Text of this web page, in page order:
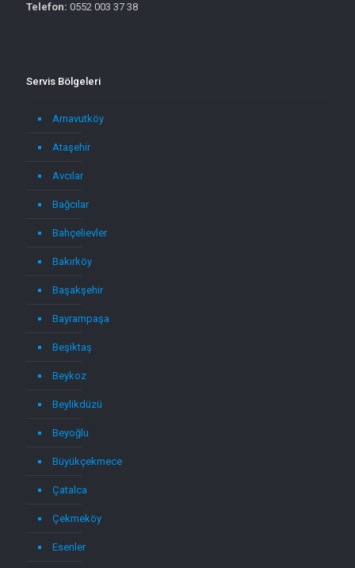
Telefon: 0552 003 37 38
Servis Bölgeleri
Arnavutköy
Ataşehir
Avcılar
Bağcılar
Bahçelievler
Bakırköy
Başakşehir
Bayrampaşa
Beşiktaş
Beykoz
Beylikdüzü
Beyoğlu
Büyükçekmece
Çatalca
Çekmeköy
Esenler